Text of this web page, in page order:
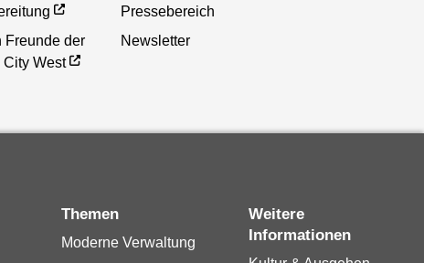
Freunde der
West
Pressebereich
Newsletter
Themen
Moderne Verwaltung
Weitere
Informationen